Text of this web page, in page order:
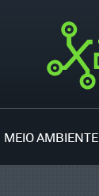
MEIO AMBIENTE